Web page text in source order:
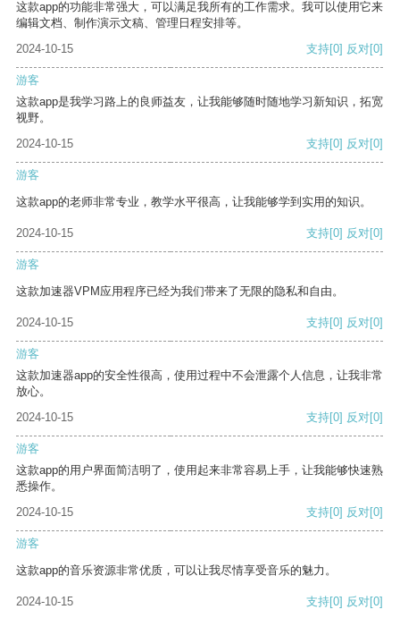
这款app的功能非常强大，可以满足我所有的工作需求。我可以使用它来
编辑文档、制作演示文稿、管理日程安排等。
2024-10-15
支持[0] 反对[0]
游客
这款app是我学习路上的良师益友，让我能够随时随地学习新知识，拓宽
视野。
2024-10-15
支持[0] 反对[0]
游客
这款app的老师非常专业，教学水平很高，让我能够学到实用的知识。
2024-10-15 支持[0] 反对[0]
游客
这款加速器VPM应用程序已经为我们带来了无限的隐私和自由。
2024-10-15 支持[0] 反对[0]
游客
这款加速器app的安全性很高，使用过程中不会泄露个人信息，让我非常
放心。
2024-10-15
支持[0] 反对[0]
游客
这款app的用户界面简洁明了，使用起来非常容易上手，让我能够快速熟
悉操作。
2024-10-15
支持[0] 反对[0]
游客
这款app的音乐资源非常优质，可以让我尽情享受音乐的魅力。
2024-10-15 支持[0] 反对[0]